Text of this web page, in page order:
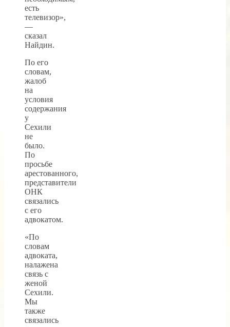
есть
телевизор»,
—
сказал
Найдин.
По его
словам,
жалоб
на
условия
содержания
у
Сехили
не
было.
По
просьбе
арестованного,
представители
ОНК
связались
с его
адвокатом.
«По
словам
адвоката,
налажена
связь с
женой
Сехили.
Мы
также
связались